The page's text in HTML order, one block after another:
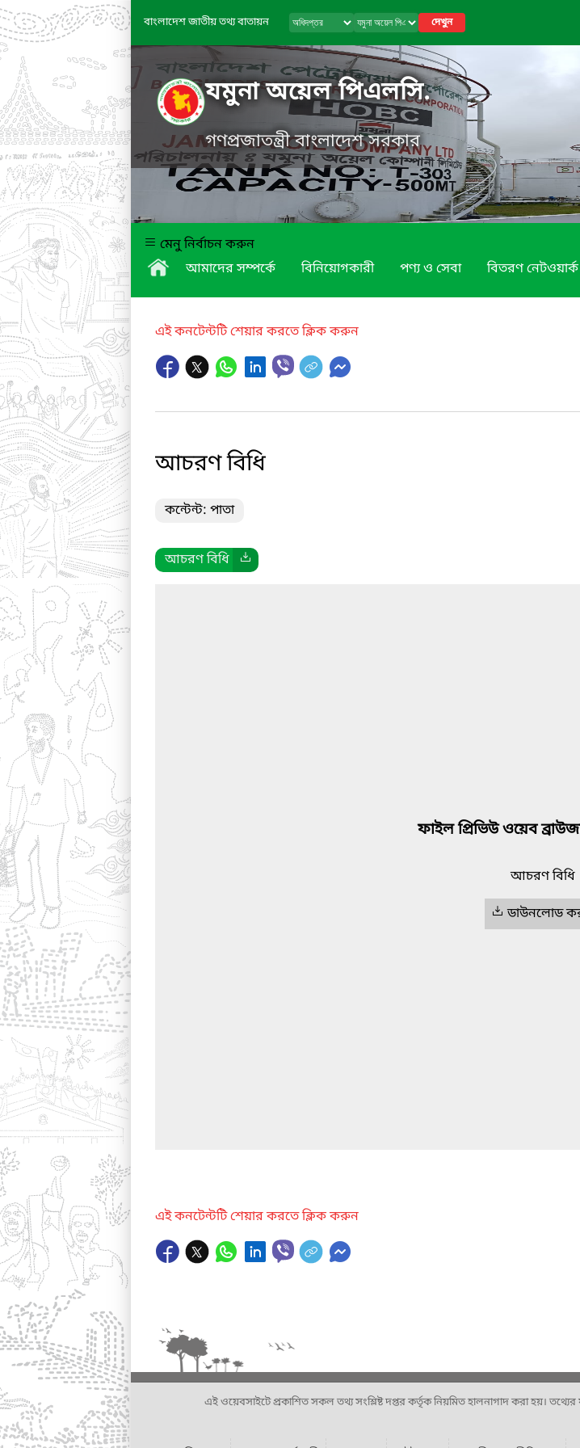
বাংলাদেশ জাতীয় তথ্য বাতায়ন দেখুন
যমুনা অয়েল পিএলসি.
গণপ্রজাতন্ত্রী বাংলাদেশ সরকার
মেনু নির্বাচন করুন
আমাদের সম্পর্কে
বিনিয়োগকারী পণ্য ও সেবা বিতরণ নেটওয়ার্ক
এই কনটেন্টটি শেয়ার করতে ক্লিক করুন
আচরণ বিধি
কন্টেন্ট: পাতা
আচরণ বিধি
ফাইল প্রিভিউ ওয়েব
আচরণ বিধি
ডাউনলোড
এই কনটেন্টটি শেয়ার করতে ক্লিক করুন
এই ওয়েবসাইটে প্রকাশিত সকল তথ্য সংশ্লিষ্ট দপ্তর কর্তৃক নিয়মিত হালনাগাদ করা হয়। তথ্যের